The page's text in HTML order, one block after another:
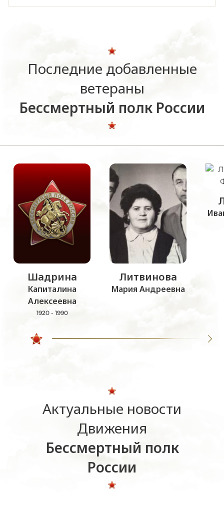
Последние добавленные
ветераны
Бессмертный полк России
Шадрина
Капиталина
Алексеевна
1920 - 1990
Литвинова
Мария Андреевна
Актуальные новости
Движения
Бессмертный полк
России